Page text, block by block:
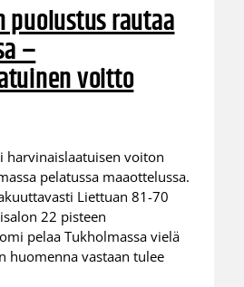
puolustus rautaa
–
voitto
harvinaislaatuisen voiton
pelatussa maaottelussa.
Liettuan 81-70
22 pisteen
pelaa Tukholmassa vielä
huomenna vastaan tulee